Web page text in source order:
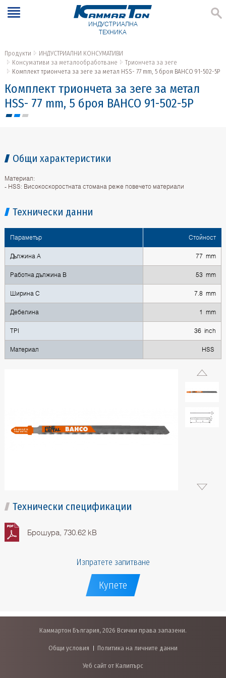
ИНДУСТРИАЛНА
ТЕХНИКА
Продукти
ИНДУСТРИАЛНИ КОНСУМАТИВИ
Консумативи за металообработване
Триончета за зеге
Комплект триончета за зеге за метал HSS- 77 mm, 5 броя BAHCO 91-502-5P
Комплект триончета за зеге за метал
HSS- 77 mm, 5 броя BAHCO 91-502-5P
Общи характеристики
Материал:
- HSS: Високоскоростната стомана реже повечето материали
Технически данни
Параметър Стойност
Дължина A 77 mm
Работна дължина B 53 mm
Ширина C 7.8 mm
Дебелина 1 mm
TPI 36 inch
Материал HSS
Технически спецификации
Брошура, 730.62 kB
Изпратете запитване
Купете
Каммартон България, 2026 Всички права запазени.
Общи условия Политика на личните данни
Уеб сайт от Калипърс